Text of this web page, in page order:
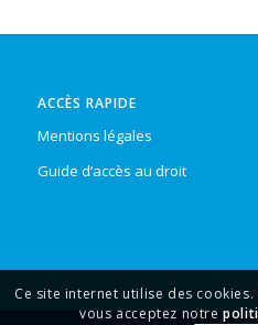
ACCÈS RAPIDE
Mentions légales
Guide d’accès au droit
Ce site internet utilise des
vous acceptez notre